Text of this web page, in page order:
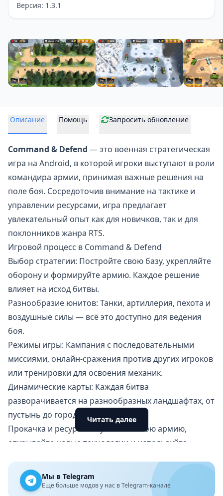
Версия: 1.3.1
Описание Помощь Запросить обновление
Command & Defend — это военная стратегическая
игра на Android, в которой игроки выступают в роли
командира армии, принимая важные решения на
поле боя. Сосредоточив внимание на тактике и
управлении ресурсами, игра предлагает
увлекательный опыт как для новичков, так и для
поклонников жанра RTS.
Игровой процесс в Command & Defend
Выбор стратегии: Постройте свою базу, укрепляйте
оборону и формируйте армию. Каждое решение
влияет на исход битвы.
Разнообразие юнитов: Танки, артиллерия, пехота и
воздушные силы — всё это доступно для ведения
боя.
Режимы игры: Кампания с последовательными
миссиями, онлайн-сражения против других игроков
или тренировки для освоения механик.
Динамические карты: Каждая битва
разворачивается на разнообразных ландшафтах, от
пустынь до городских районов.
Прокачка и ресурсы: Улучшайте свою армию,
открывайте новые технологии и используйте
Особенности
Тактическая глубина: Игра требует продуманного
Читать далее
Мы в Telegram
Ещё больше модов у нас в Telegram-канале